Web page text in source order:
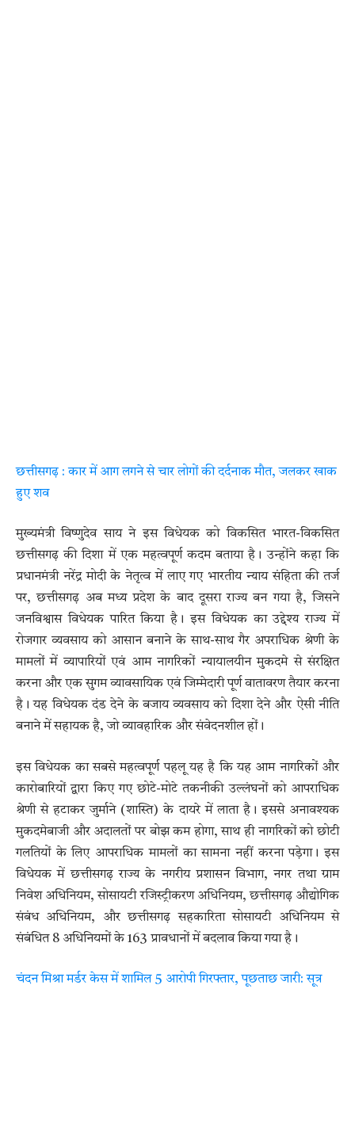
छत्तीसगढ़ : कार में आग लगने से चार लोगों की दर्दनाक मौत, जलकर खाक
हुए शव
मुख्यमंत्री विष्णुदेव साय ने इस विधेयक को विकसित भारत-विकसित
छत्तीसगढ़ की दिशा में एक महत्वपूर्ण कदम बताया है। उन्होंने कहा कि
प्रधानमंत्री नरेंद्र मोदी के नेतृत्व में लाए गए भारतीय न्याय संहिता की तर्ज
पर, छत्तीसगढ़ अब मध्य प्रदेश के बाद दूसरा राज्य बन गया है, जिसने
जनविश्वास विधेयक पारित किया है। इस विधेयक का उद्देश्य राज्य में
रोजगार व्यवसाय को आसान बनाने के साथ-साथ गैर अपराधिक श्रेणी के
मामलों में व्यापारियों एवं आम नागरिकों न्यायालयीन मुकदमे से संरक्षित
करना और एक सुगम व्यावसायिक एवं जिम्मेदारी पूर्ण वातावरण तैयार करना
है। यह विधेयक दंड देने के बजाय व्यवसाय को दिशा देने और ऐसी नीति
बनाने में सहायक है, जो व्यावहारिक और संवेदनशील हों।
इस विधेयक का सबसे महत्वपूर्ण पहलू यह है कि यह आम नागरिकों और
कारोबारियों द्वारा किए गए छोटे-मोटे तकनीकी उल्लंघनों को आपराधिक
श्रेणी से हटाकर जुर्माने (शास्ति) के दायरे में लाता है। इससे अनावश्यक
मुकदमेबाजी और अदालतों पर बोझ कम होगा, साथ ही नागरिकों को छोटी
गलतियों के लिए आपराधिक मामलों का सामना नहीं करना पड़ेगा। इस
विधेयक में छत्तीसगढ़ राज्य के नगरीय प्रशासन विभाग, नगर तथा ग्राम
निवेश अधिनियम, सोसायटी रजिस्ट्रीकरण अधिनियम, छत्तीसगढ़ औद्योगिक
संबंध अधिनियम, और छत्तीसगढ़ सहकारिता सोसायटी अधिनियम से
संबंधित 8 अधिनियमों के 163 प्रावधानों में बदलाव किया गया है।
चंदन मिश्रा मर्डर केस में शामिल 5 आरोपी गिरफ्तार, पूछताछ जारी: सूत्र